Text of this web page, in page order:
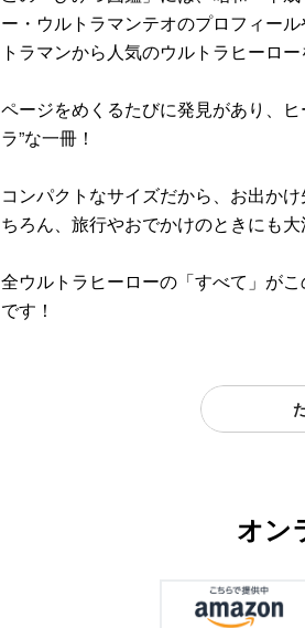
ー・ウルトラマンテオのプロフィー
トラマンから人気のウルトラヒーロー
ページをめくるたびに発見があり、
ラ”な一冊！
コンパクトなサイズだから、お出か
ちろん、旅行やおでかけのときにも大
全ウルトラヒーローの「すべて」が
です！
オン